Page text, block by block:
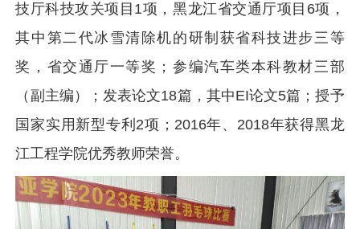
技厅科技攻关项目1项，黑龙江省交通厅项目6项，
其中第二代冰雪清除机的研制获省科技进步三等
奖，省交通厅一等奖；参编汽车类本科教材三部
（副主编）；发表论文18篇，其中EI论文5篇；授予
国家实用新型专利2项；2016年、2018年获得黑龙
江工程学院优秀教师荣誉。